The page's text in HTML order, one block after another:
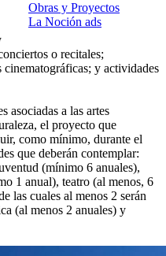
Obras y Proyectos
La Noción ads
o recitales;
y actividades
asociadas a las artes
el proyecto que
como mínimo, durante el
que deberán contemplar:
(mínimo 6 anuales),
1 anual), teatro (al menos, 6
las cuales al menos 2 serán
(al menos 2 anuales) y